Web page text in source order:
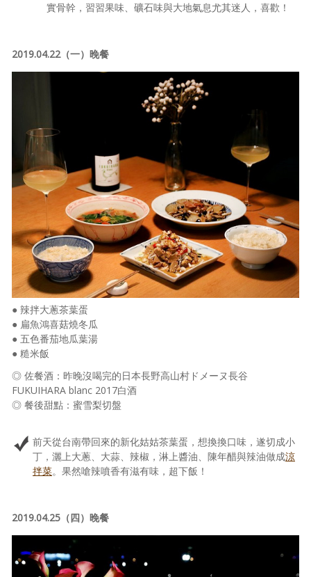
實骨幹，習習果味、礦石味與大地氣息尤其迷人，喜歡！
2019.04.22（一）晚餐
● 辣拌大蔥茶葉蛋
● 扁魚鴻喜菇燒冬瓜
● 五色番茄地瓜葉湯
● 糙米飯
◎ 佐餐酒：昨晚沒喝完的日本長野高山村ドメーヌ長谷
FUKUIHARA blanc 2017白酒
◎ 餐後甜點：蜜雪梨切盤
前天從台南帶回來的新化姑姑茶葉蛋，想換換口味，遂切成小
丁，灑上大蔥、大蒜、辣椒，淋上醬油、陳年醋與辣油做成涼
拌菜。果然嗆辣噴香有滋有味，超下飯！
2019.04.25（四）晚餐